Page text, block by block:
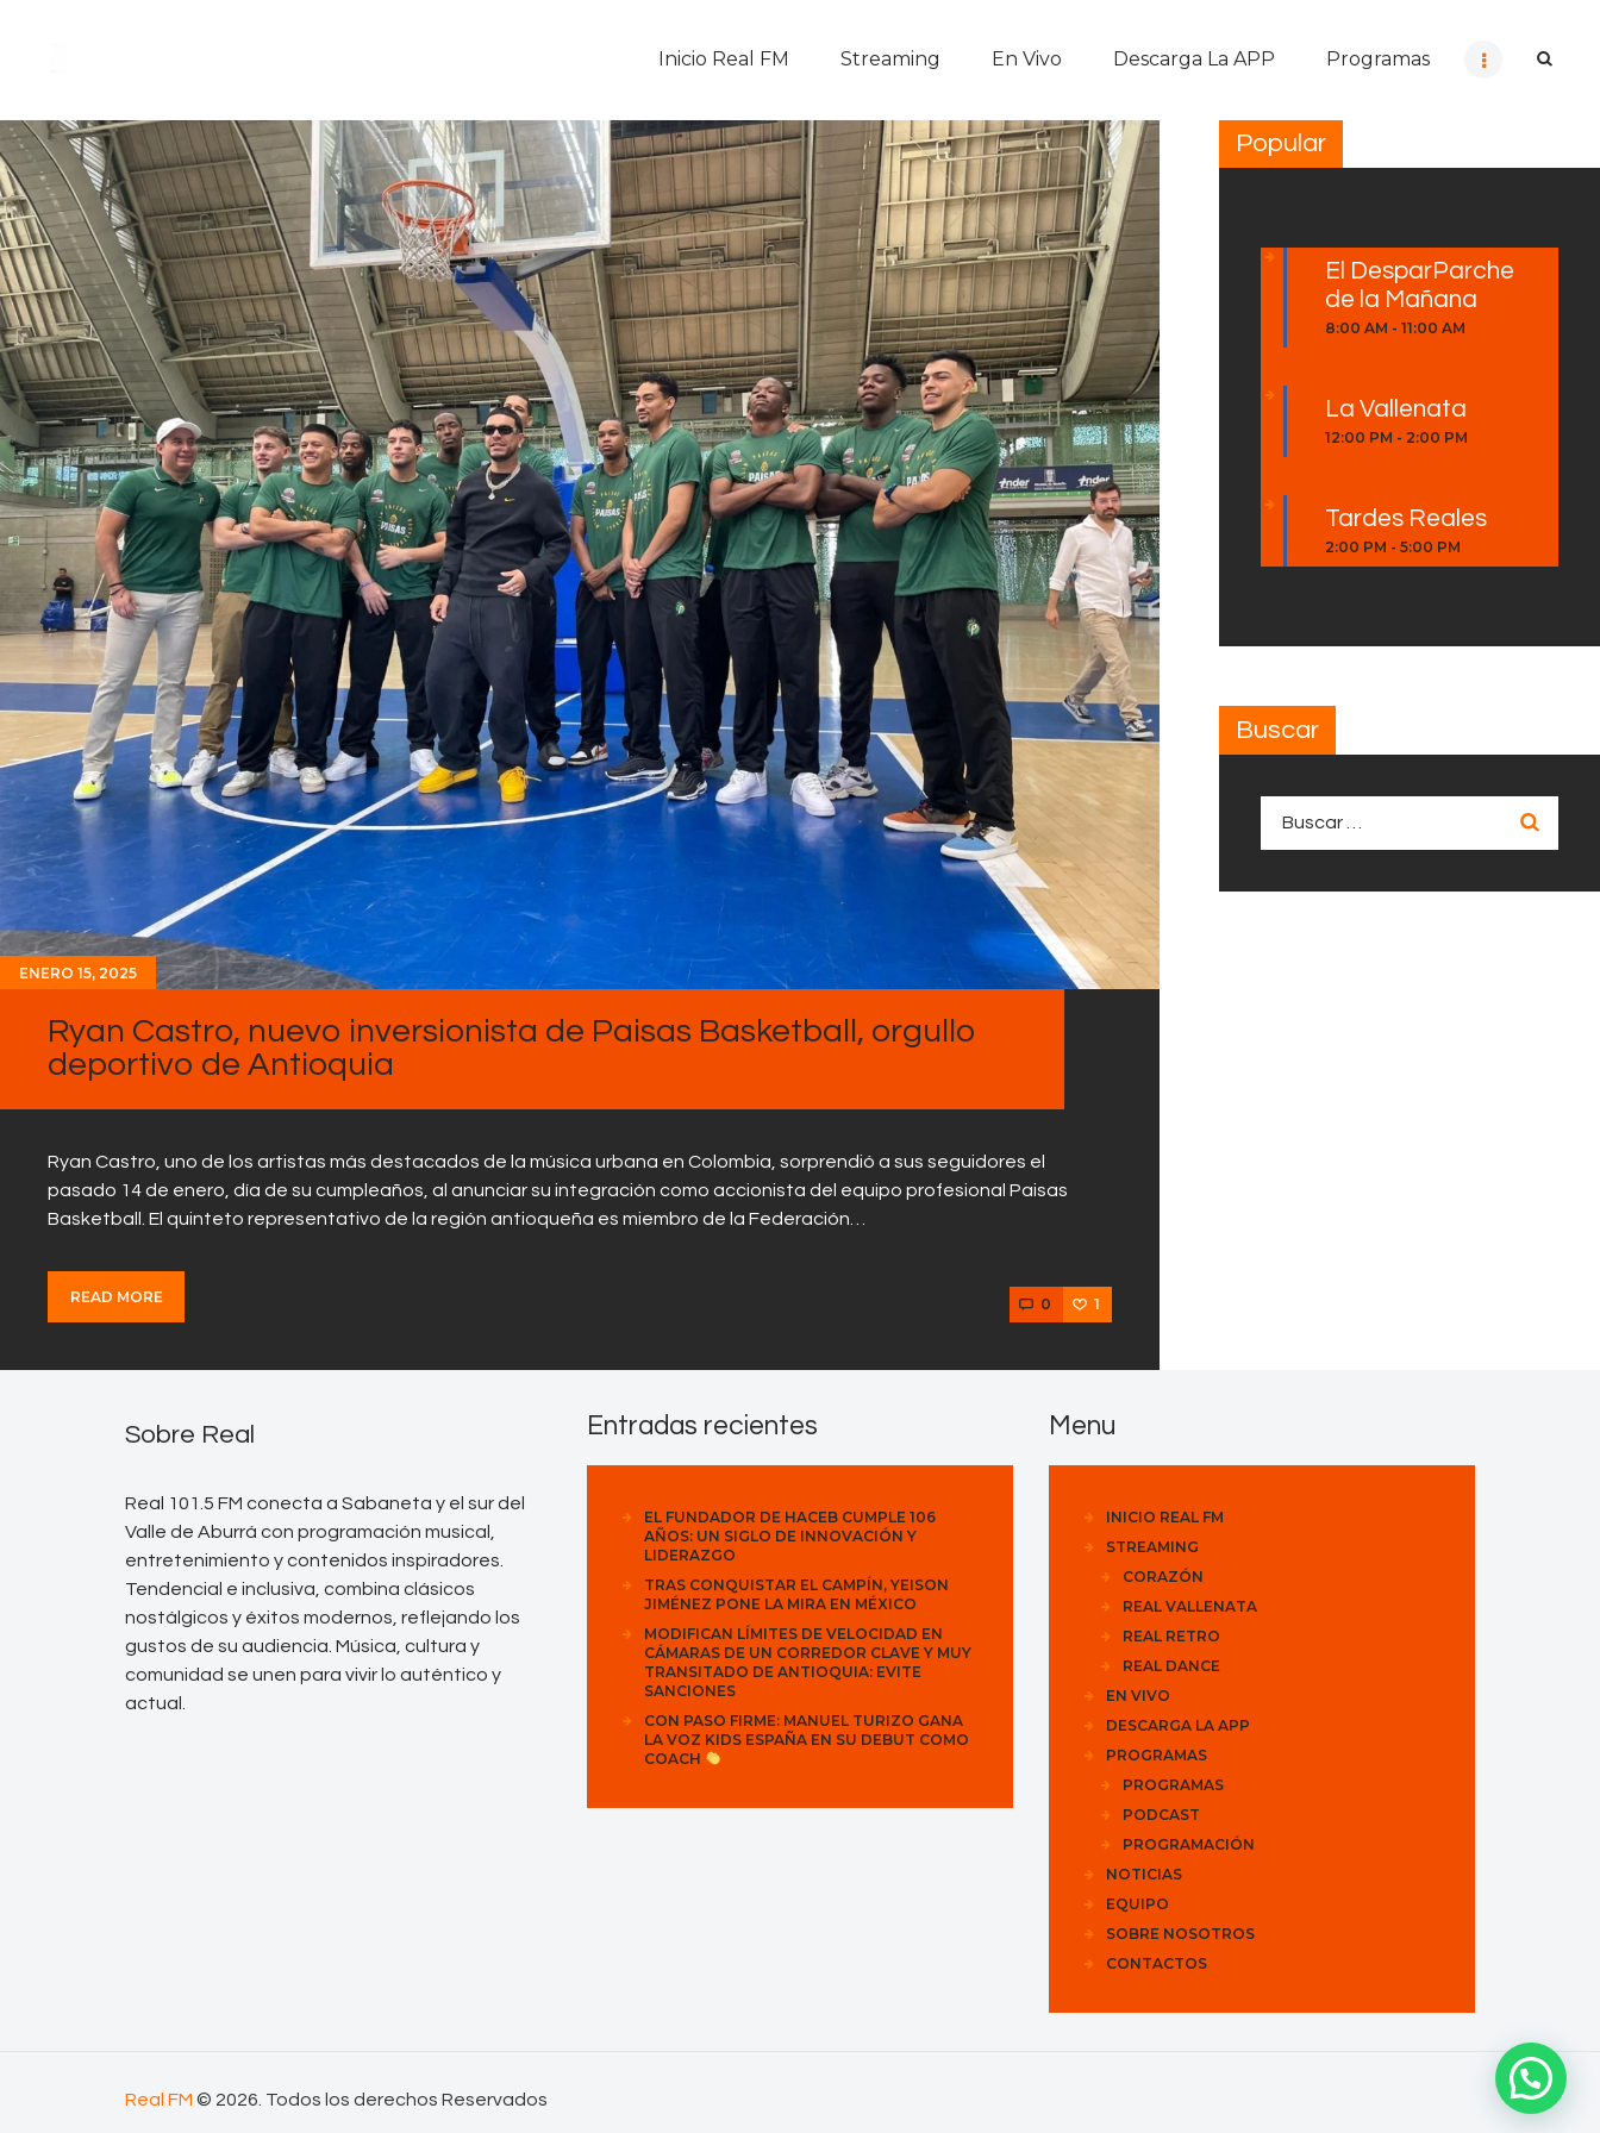
Inicio Real FM Streaming En Vivo Descarga La APP Programas
En Vivo
Descarga La APP
Programas
Noticias
Equipo
Sobre Nosotros
Contactos
ENERO 15, 2025
Ryan Castro, nuevo inversionista de Paisas Basketball, orgullo
deportivo de Antioquia
Ryan Castro, uno de los artistas más destacados de la música urbana en Colombia, sorprendió a sus seguidores el
pasado 14 de enero, día de su cumpleaños, al anunciar su integración como accionista del equipo profesional Paisas
Basketball. El quinteto representativo de la región antioqueña es miembro de la Federación…
READ MORE 0 1
Popular
El DesparParche
de la Mañana
8:00 AM -11:00 AM
La Vallenata
12:00 PM - 2:00 PM
Tardes Reales
2:00 PM -5:00 PM
Buscar
Sobre Real
Real 101.5 FM conecta a Sabaneta y el sur del
Valle de Aburrá con programación musical,
entretenimiento y contenidos inspiradores.
Tendencial e inclusiva, combina clásicos
nostálgicos y éxitos modernos, reflejando los
gustos de su audiencia. Música, cultura y
comunidad se unen para vivir lo auténtico y
actual.
Entradas recientes
EL FUNDADOR DE HACEB CUMPLE 106
AÑOS: UN SIGLO DE INNOVACIÓN Y
LIDERAZGO
TRAS CONQUISTAR EL CAMPÍN, YEISON
JIMÉNEZ PONE LA MIRA EN MÉXICO
MODIFICAN LÍMITES DE VELOCIDAD EN
CÁMARAS DE UN CORREDOR CLAVE Y MUY
TRANSITADO DE ANTIOQUIA: EVITE
SANCIONES
CON PASO FIRME: MANUEL TURIZO GANA
LA VOZ KIDS ESPAÑA EN SU DEBUT COMO
COACH
Menu
INICIO REAL FM
STREAMING
CORAZÓN
REAL VALLENATA
REAL RETRO
REAL DANCE
EN VIVO
DESCARGA LA APP
PROGRAMAS
PROGRAMAS
PODCAST
PROGRAMACIÓN
NOTICIAS
EQUIPO
SOBRE NOSOTROS
CONTACTOS
Real FM © 2026. Todos los derechos Reservados